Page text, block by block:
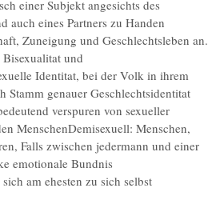
einer Subjekt angesichts des
auch eines Partners zu Handen
Zuneigung und Geschlechtsleben an.
und
Identitat, bei der Volk in ihrem
Stamm genauer Geschlechtsidentitat
verspuren von sexueller
MenschenDemisexuell: Menschen,
Falls zwischen jedermann und einer
emotionale Bundnis
am ehesten zu sich selbst